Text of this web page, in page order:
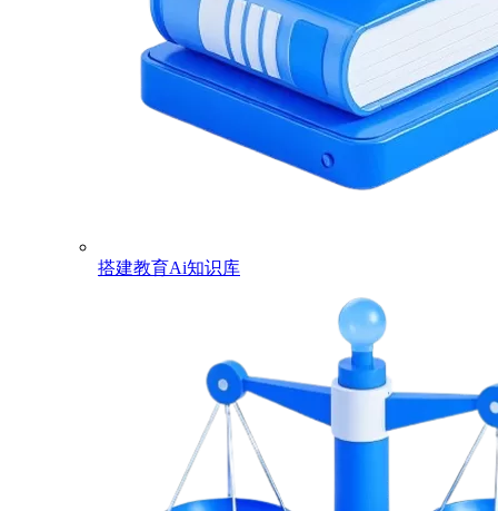
搭建教育Ai知识库